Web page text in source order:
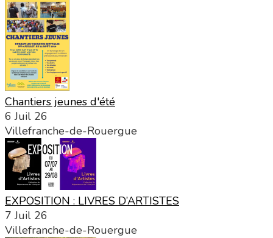
Chantiers jeunes d'été
6 Juil 26
Villefranche-de-Rouergue
EXPOSITION : LIVRES D’ARTISTES
7 Juil 26
Villefranche-de-Rouergue